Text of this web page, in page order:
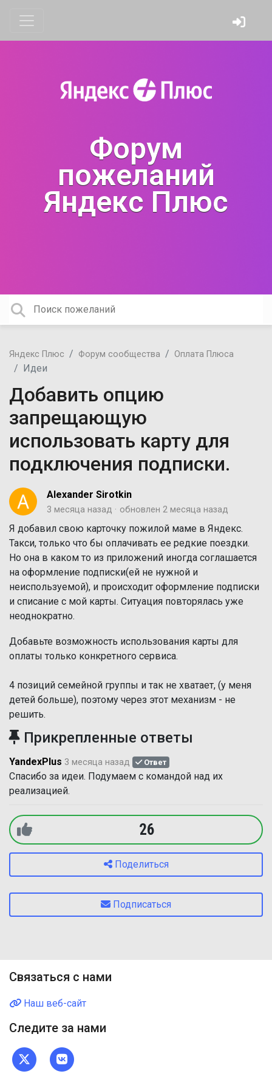
Форум
пожеланий
Яндекс Плюс
Яндекс Плюс Форум сообщества Оплата Плюса
Идеи
Добавить опцию
запрещающую
использовать карту для
подключения подписки.
Alexander Sirotkin
3 месяца назад обновлен 2 месяца назад
Я добавил свою карточку пожилой маме в Яндекс.
Такси, только что бы оплачивать ее редкие поездки.
Но она в каком то из приложений иногда соглашается
на оформление подписки(ей не нужной и
неиспользуемой), и происходит оформление подписки
и списание с мой карты. Ситуация повторялась уже
неоднократно.
Добавьте возможность использования карты для
оплаты только конкретного сервиса.
4 позиций семейной группы и так не хватает, (у меня
детей больше), поэтому через этот механизм - не
решить.
Прикрепленные ответы
YandexPlus 3 месяца назад Ответ
Спасибо за идеи. Подумаем с командой над их
реализацией.
26
Поделиться
Подписаться
Связаться с нами
Наш веб-сайт
Следите за нами